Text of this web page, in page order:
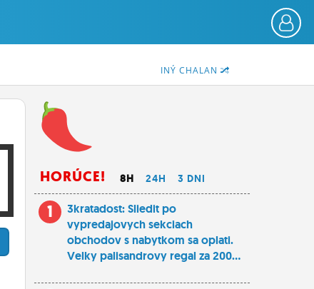
INÝ CHALAN
HORÚCE! 8H 24H 3 DNI
1
3kratadost: Sliedit po
vypredajovych sekciach
obchodov s nabytkom sa oplati.
Velky palisandrovy regal za 200...